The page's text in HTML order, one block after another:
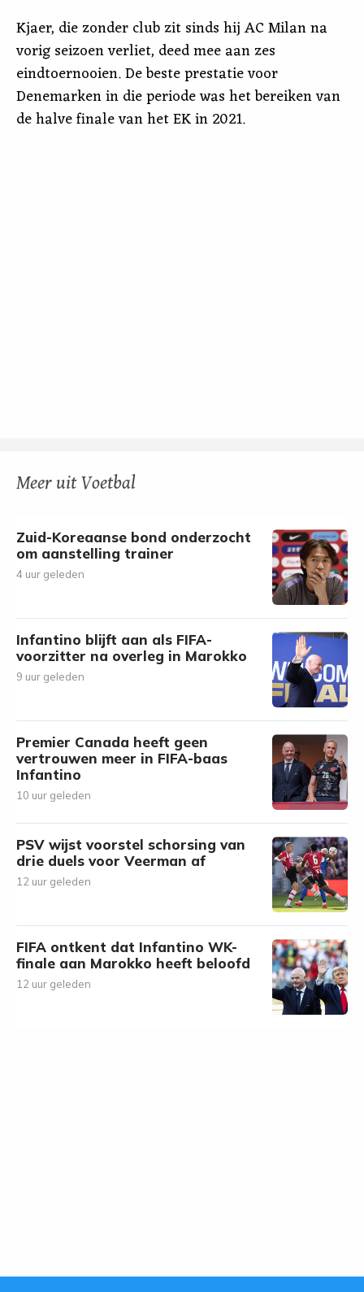
Kjaer, die zonder club zit sinds hij AC Milan na
vorig seizoen verliet, deed mee aan zes
eindtoernooien. De beste prestatie voor
Denemarken in die periode was het bereiken van
de halve finale van het EK in 2021.
Meer uit Voetbal
Zuid-Koreaanse bond onderzocht
om aanstelling trainer
4 uur geleden
Infantino blijft aan als FIFA-
voorzitter na overleg in Marokko
9 uur geleden
Premier Canada heeft geen
vertrouwen meer in FIFA-baas
Infantino
10 uur geleden
PSV wijst voorstel schorsing van
drie duels voor Veerman af
12 uur geleden
FIFA ontkent dat Infantino WK-
finale aan Marokko heeft beloofd
12 uur geleden